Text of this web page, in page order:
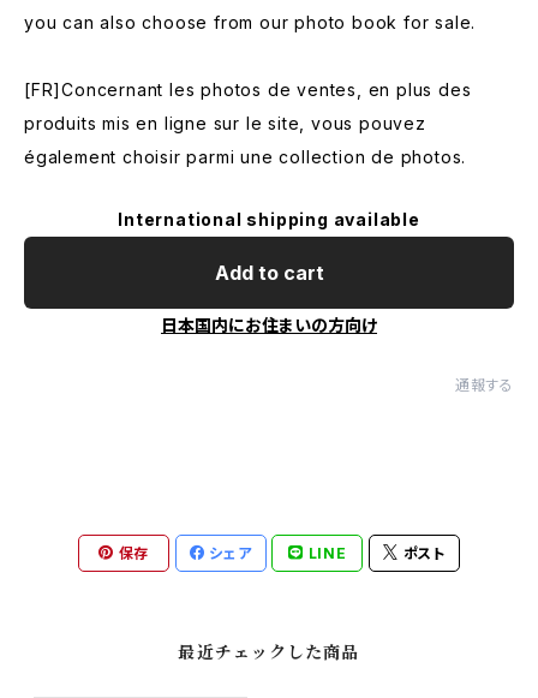
you can also choose from our photo book for sale.
[FR]Concernant les photos de ventes, en plus des
produits mis en ligne sur le site, vous pouvez
également choisir parmi une collection de photos.
International shipping available
Add to cart
日本国内にお住まいの方向け
通報する
保存 シェア LINE ポスト
最近チェックした商品